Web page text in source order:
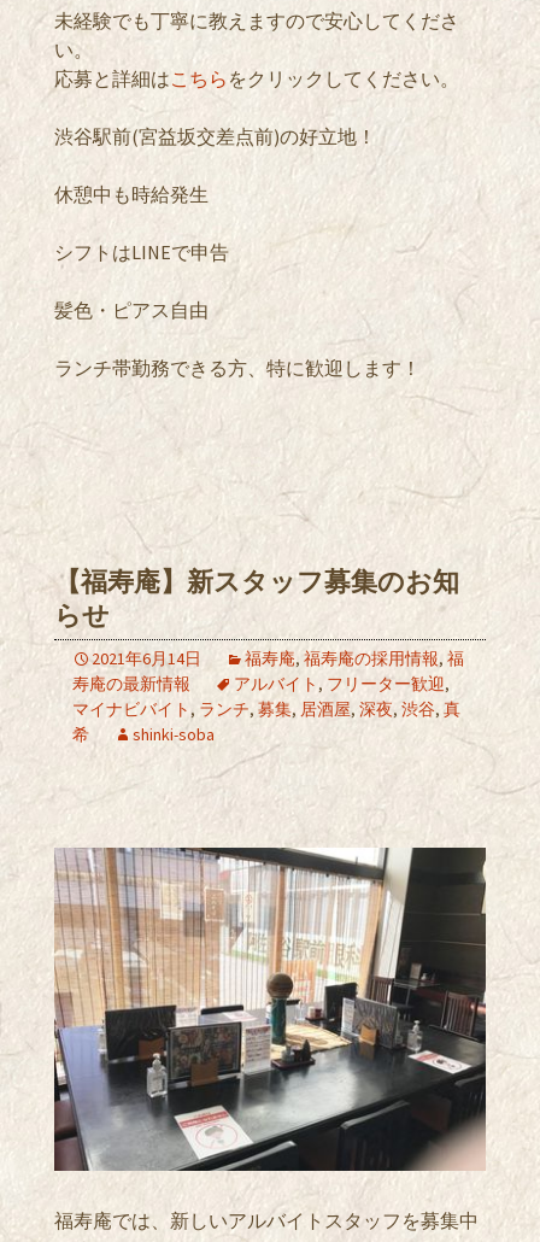
未経験でも丁寧に教えますので安心してくださ
い。
応募と詳細はこちら をクリックしてください。
渋谷駅前(宮益坂交差点前)の好立地！
休憩中も時給発生
シフトはLINEで申告
髪色・ピアス自由
ランチ帯勤務できる方、特に歓迎します！
【福寿庵】新スタッフ募集のお知
らせ
2021年6月14日 福寿庵, 福寿庵の採用情報, 福
寿庵の最新情報
アルバイト , フリーター歓迎,
マイナビバイト, ランチ, 募集, 居酒屋, 深夜, 渋谷, 真
希
shinki-soba
福寿庵では、新しいアルバイトスタッフを募集中